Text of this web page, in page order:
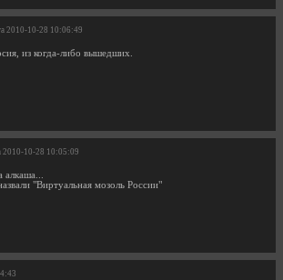
2010-10-28 10:06:49
из когда-либо вышедших.
2010-10-28 10:05:09
алкаша...
"Виртуальная мозоль России"